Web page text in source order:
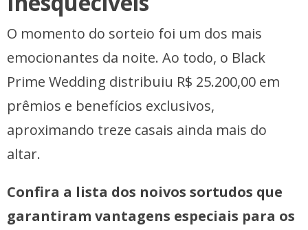
O momento do sorteio foi um dos mais
emocionantes da noite. Ao todo, o Black
Prime Wedding distribuiu R$ 25.200,00 em
prêmios e benefícios exclusivos,
aproximando treze casais ainda mais do
altar.
Confira a lista dos noivos sortudos que
garantiram vantagens especiais para os